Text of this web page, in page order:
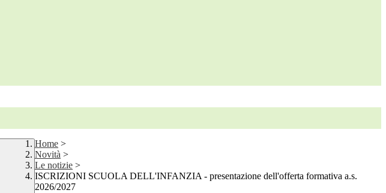
Home >
Novità >
Le notizie >
ISCRIZIONI SCUOLA DELL'INFANZIA - presentazione dell'offerta formativa a.s.
2026/2027